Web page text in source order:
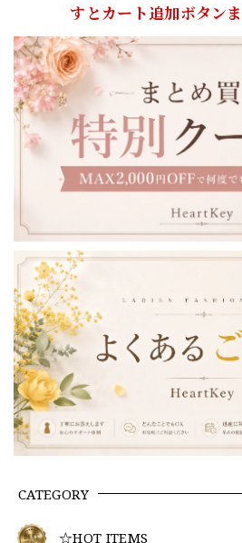
CATEGORY
☆HOT ITEMS
すとカート追加ボタンま